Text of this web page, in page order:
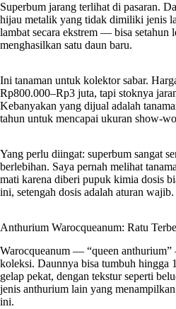
Superbum jarang terlihat di pasaran.
hijau metalik yang tidak dimiliki jenis
lambat secara ekstrem — bisa setahun
menghasilkan satu daun baru.
Ini tanaman untuk kolektor sabar.
Rp800.000–Rp3 juta, tapi stoknya
Kebanyakan yang dijual adalah
tahun untuk mencapai ukuran show-
Yang perlu diingat: superbum sangat
berlebihan. Saya pernah melihat
mati karena diberi pupuk kimia dosis
ini, setengah dosis adalah aturan wajib.
Anthurium Warocqueanum: Ratu
Warocqueanum — “queen
koleksi. Daunnya bisa tumbuh hingga
gelap pekat, dengan tekstur seperti
jenis anthurium lain yang
ini.